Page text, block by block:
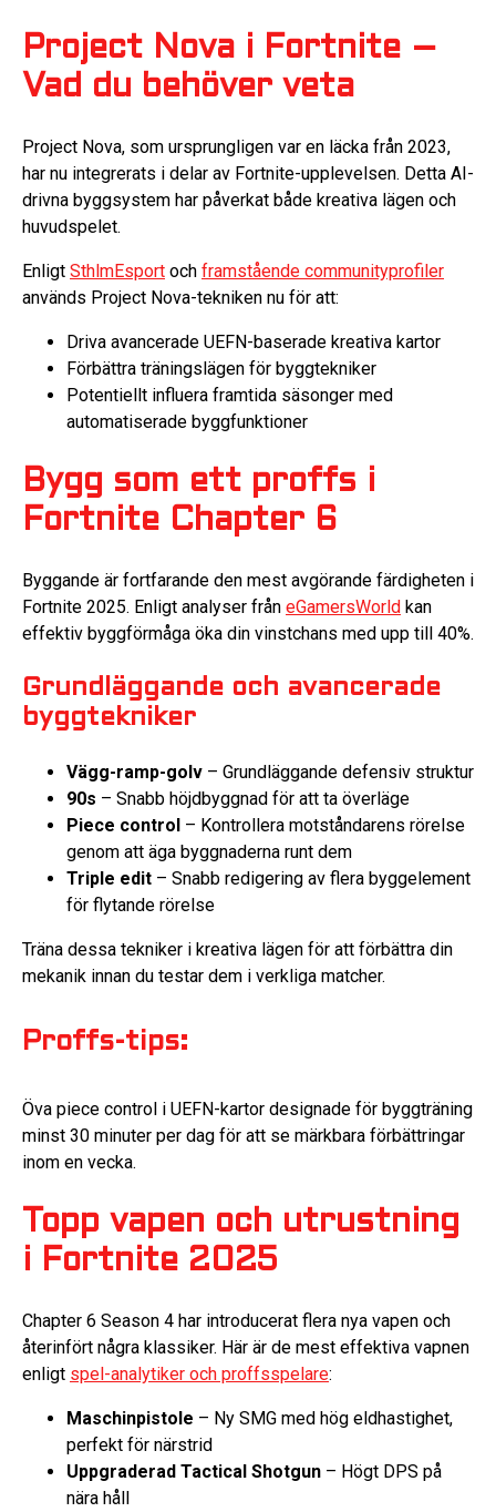
Project Nova i Fortnite –
Vad du behöver veta
Project Nova, som ursprungligen var en läcka från 2023,
har nu integrerats i delar av Fortnite-upplevelsen. Detta AI-
drivna byggsystem har påverkat både kreativa lägen och
huvudspelet.
Enligt SthlmEsport och framstående communityprofiler
används Project Nova-tekniken nu för att:
Driva avancerade UEFN-baserade kreativa kartor
Förbättra träningslägen för byggtekniker
Potentiellt influera framtida säsonger med
automatiserade byggfunktioner
Bygg som ett proffs i
Fortnite Chapter 6
Byggande är fortfarande den mest avgörande färdigheten i
Fortnite 2025. Enligt analyser från eGamersWorld kan
effektiv byggförmåga öka din vinstchans med upp till 40%.
Grundläggande och avancerade
byggtekniker
Vägg-ramp-golv – Grundläggande defensiv struktur
90s – Snabb höjdbyggnad för att ta överläge
Piece control – Kontrollera motståndarens rörelse
genom att äga byggnaderna runt dem
Triple edit – Snabb redigering av flera byggelement
för flytande rörelse
Träna dessa tekniker i kreativa lägen för att förbättra din
mekanik innan du testar dem i verkliga matcher.
Proffs-tips:
Öva piece control i UEFN-kartor designade för byggträning
minst 30 minuter per dag för att se märkbara förbättringar
inom en vecka.
Topp vapen och utrustning
i Fortnite 2025
Chapter 6 Season 4 har introducerat flera nya vapen och
återinfört några klassiker. Här är de mest effektiva vapnen
enligt spel-analytiker och proffsspelare:
Maschinpistole – Ny SMG med hög eldhastighet,
perfekt för närstrid
Uppgraderad Tactical Shotgun – Högt DPS på
nära håll